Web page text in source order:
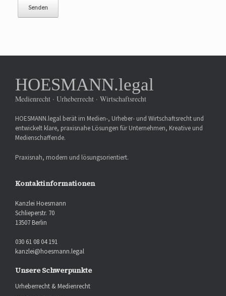
HOESMANN.legal
Medienrecht · Urheberrecht · Wirtschaftsrecht
HOESMANN.legal berät im Medien-, Urheber- und Wirtschaftsrecht und
entwickelt klare, praxisnahe Lösungen für Unternehmen, Kreative und
Medienschaffende.
Praxisnah, modern und lösungsorientiert.
Kontaktinformationen
Kanzlei Hoesmann
Schlieperstr. 70
13507 Berlin
030 61 08 04 191
kanzlei@hoesmann.legal
Unsere Schwerpunkte
Urheberrecht & Medienrecht